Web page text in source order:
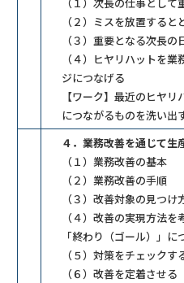
（２）ミスを放置すると
（３）重要となる次長
（４）ヒヤリハットを
ジにつなげる
【ワーク】最近のヒヤ
につながるものを洗い出
４．業務改善を通じて生
（１）業務改善の基本
（２）業務改善の手順
（３）改善対象の見つけ
（４）改善の実現方法
「終わり（ゴール）」に
（５）対策をチェック
（６）改善を定着させる